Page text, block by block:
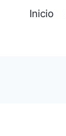
Inicio